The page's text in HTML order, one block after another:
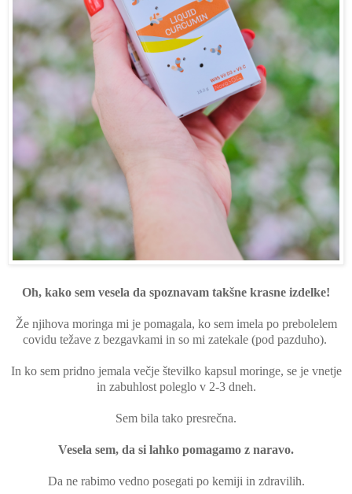
Oh, kako sem vesela da spoznavam takšne krasne izdelke!
Že njihova moringa mi je pomagala, ko sem imela po prebolelem
covidu težave z bezgavkami in so mi zatekale (pod pazduho).
In ko sem pridno jemala večje številko kapsul moringe, se je vnetje
in zabuhlost poleglo v 2-3 dneh.
Sem bila tako presrečna.
Vesela sem, da si lahko pomagamo z naravo.
Da ne rabimo vedno posegati po kemiji in zdravilih.